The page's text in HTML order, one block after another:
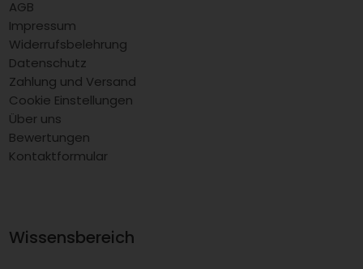
AGB
Impressum
Widerrufsbelehrung
Datenschutz
Zahlung und Versand
Cookie Einstellungen
Über uns
Bewertungen
Kontaktformular
Wissensbereich